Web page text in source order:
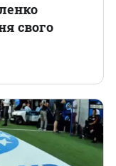
свого